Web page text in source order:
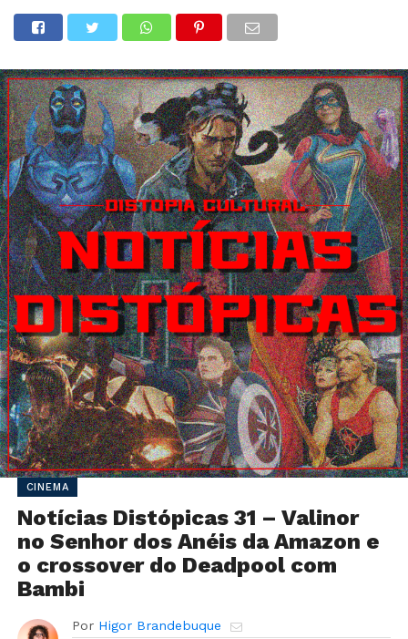
CINEMA
Notícias Distópicas 31 – Valinor
no Senhor dos Anéis da Amazon e
o crossover do Deadpool com
Bambi
Por Higor Brandebuque